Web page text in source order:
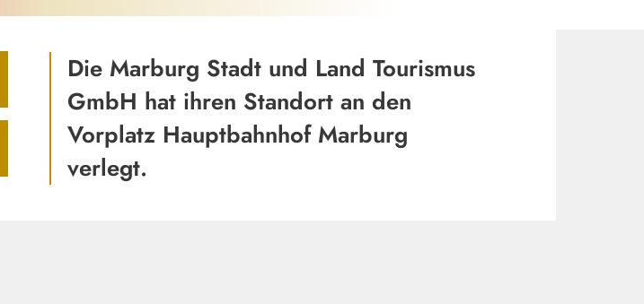
Die Marburg Stadt und Land Tourismus
GmbH hat ihren Standort an den
Vorplatz Hauptbahnhof Marburg
verlegt.